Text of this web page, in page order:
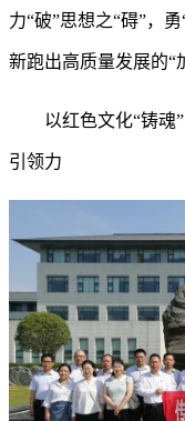
力“破”思想之“碍”，
新跑出高质量发展的“
以红色文化“铸魂
引领力